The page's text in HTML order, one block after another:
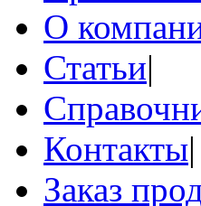
О
Статьи|
Контакты|
Заказ